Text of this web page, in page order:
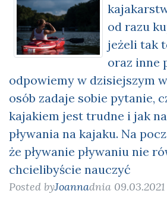
od razu
jeżeli tak
oraz inne
odpowiemy w dzisiejszym
osób zadaje sobie pytanie,
kajakiem jest trudne i jak
pływania na kajaku. Na
że pływanie pływaniu nie
chcielibyście nauczyć
Posted byJoannadnia 09.03.2021